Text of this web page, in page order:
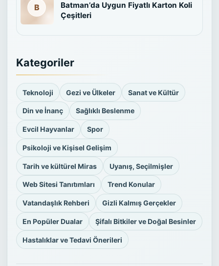
Batman’da Uygun Fiyatlı Karton Koli
Çeşitleri
Kategoriler
Teknoloji Gezi ve Ülkeler Sanat ve Kültür
Din ve İnanç Sağlıklı Beslenme
Evcil Hayvanlar Spor
Psikoloji ve Kişisel Gelişim
Tarih ve kültürel Miras Uyanış, Seçilmişler
Web Sitesi Tanıtımları Trend Konular
Vatandaşlık Rehberi Gizli Kalmış Gerçekler
En Popüler Dualar Şifalı Bitkiler ve Doğal Besinler
Hastalıklar ve Tedavi Önerileri